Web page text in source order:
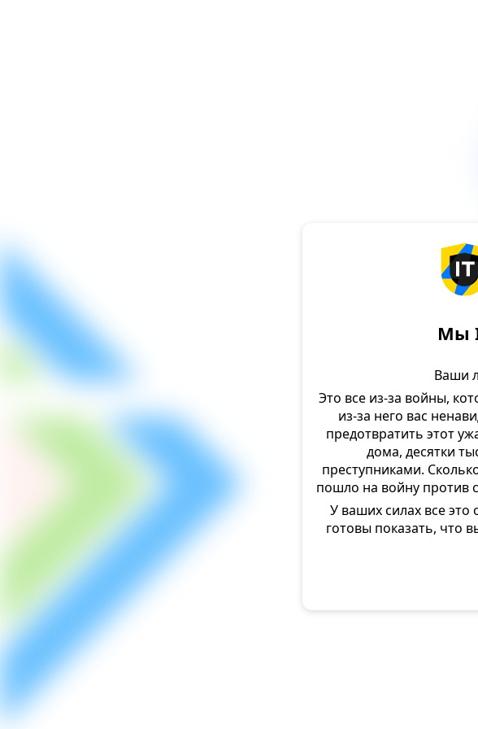
Мы
Ваши
Это все из-за войны,
из-за него вас
предотвратить этот
дома, десятки
преступниками.
пошло на войну против
У ваших силах все это
готовы показать, что